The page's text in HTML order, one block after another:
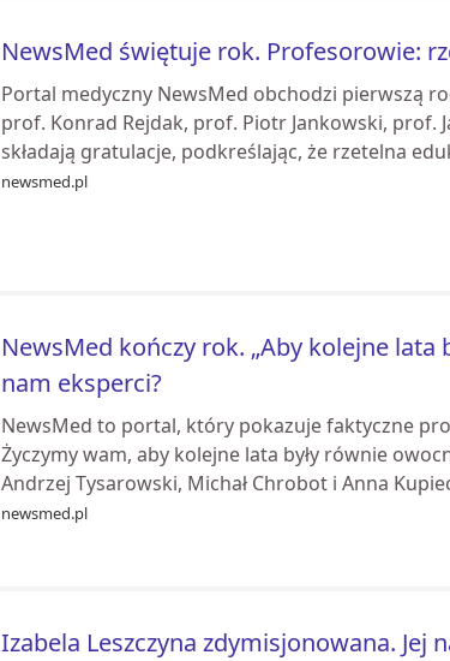
NewsMed świętuje rok. Profesorowie:
Portal medyczny NewsMed obchodzi pierwszą
prof. Konrad Rejdak, prof. Piotr Jankowski, prof.
składają gratulacje, podkreślając, że rzetelna
newsmed.pl
NewsMed kończy rok. „Aby kolejne lata
nam eksperci?
NewsMed to portal, który pokazuje faktyczne
Życzymy wam, aby kolejne lata były równie
Andrzej Tysarowski, Michał Chrobot i Anna
newsmed.pl
Izabela Leszczyna zdymisjonowana.